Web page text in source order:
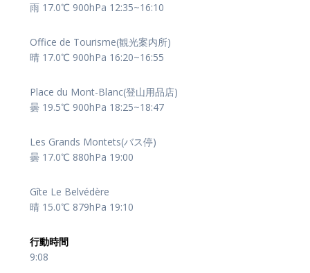
雨 17.0℃ 900hPa 12:35~16:10
Office de Tourisme(観光案内所)
晴 17.0℃ 900hPa 16:20~16:55
Place du Mont-Blanc(登山用品店)
曇 19.5℃ 900hPa 18:25~18:47
Les Grands Montets(バス停)
曇 17.0℃ 880hPa 19:00
Gîte Le Belvédère
晴 15.0℃ 879hPa 19:10
行動時間
9:08